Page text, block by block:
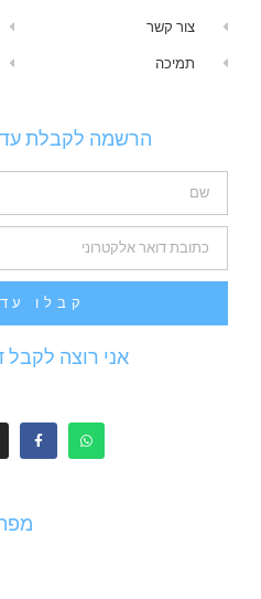
צור קשר
תמיכה
הרשמה לקבלת
קבלו
אני רוצה לקבל